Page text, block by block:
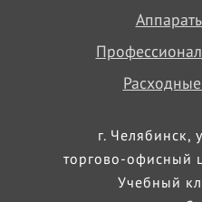
г. Челябинск,
торгово-офисный
Учебный